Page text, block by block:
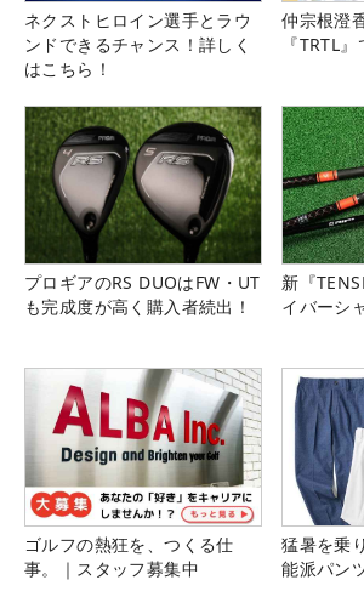
ネクストヒロイン選手とラウ
ンドできるチャンス！詳しく
はこちら！
仲宗根澄
『TRTL
プロギアのRS DUOはFW・UT
も完成度が高く購入者続出！
新『
イバーシ
ゴルフの熱狂を、つくる仕
事。｜スタッフ募集中
猛暑を乗
能派パン